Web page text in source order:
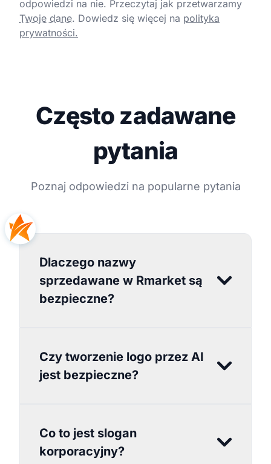
odpowiedzi na nie. Przeczytaj jak przetwarzamy
Twoje dane. Dowiedz się więcej na polityka
prywatności.
Często zadawane
pytania
Poznaj odpowiedzi na popularne pytania
Dlaczego nazwy
sprzedawane w Rmarket są
bezpieczne?
Czy tworzenie logo przez AI
jest bezpieczne?
Co to jest slogan
korporacyjny?